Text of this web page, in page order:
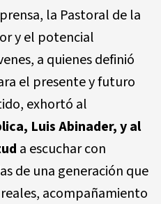
la Pastoral de la
y el potencial
a quienes definió
el presente y futuro
exhortó al
Luis Abinader, y al
a escuchar con
de una generación que
acompañamiento